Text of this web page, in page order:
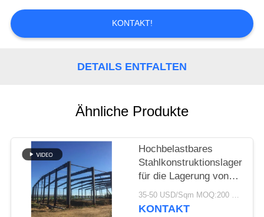
MIT
UNS
VERBINDUNG
NACHRICHTEN
STÖRUNGS-
LÖSUNG
BLOG
KONTAKT!
DETAILS ENTFALTEN
Ähnliche Produkte
Hochbelastbares
Stahlkonstruktionslager
für die Lagerung von
Zementwerken
35-50 USD/Sqm MOQ:200 sqm
KONTAKT